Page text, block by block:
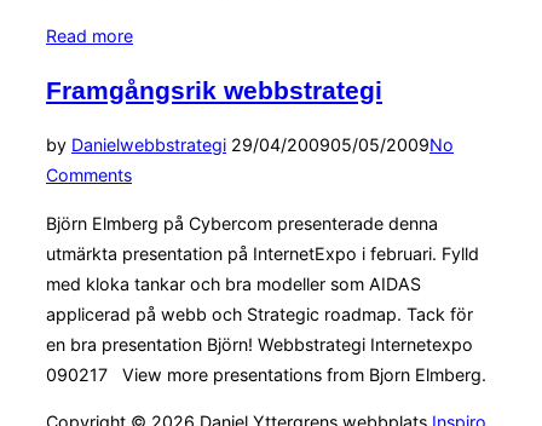
Read more“Gustavsbergs
tre
idag”
Framgångsrik webbstrategi
by DanielwebbstrategiPosted
29/04/200905/05/2009No
Comments
Björn Elmberg på Cybercom presenterade denna
utmärkta presentation på InternetExpo i februari. Fylld
med kloka tankar och bra modeller som AIDAS
applicerad på webb och Strategic roadmap. Tack för
en bra presentation Björn! Webbstrategi Internetexpo
090217 View more presentations from Bjorn Elmberg.
Copyright © 2026 Daniel Yttergrens webbplats Inspiro